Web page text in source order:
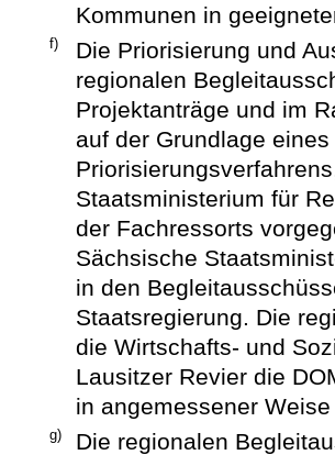
Kommunen in
f)
Die Priorisierung und
regionalen
Projektanträge und im
auf der Grundlage
Staatsministerium für
der Fachressorts
Sächsische
in den
Staatsregierung. Die
die Wirtschafts- und
Lausitzer Revier die
in angemessener
g)
Die regionalen